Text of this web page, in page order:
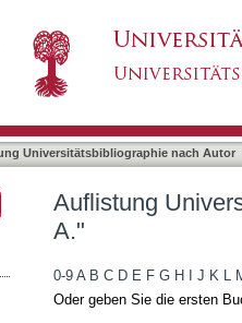
Universitätsbibliographie nach Autor
Auflistung
A."
0-9 A B C D E F G H J K L
Oder geben Sie die ersten